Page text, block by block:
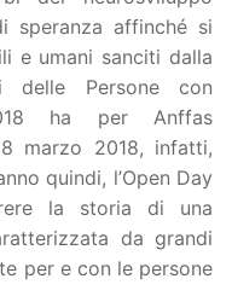
speranza affinché si
e umani sanciti dalla
delle Persone con
ha per Anffas
marzo 2018, infatti,
quindi, l’Open Day
la storia di una
da grandi
per e con le persone